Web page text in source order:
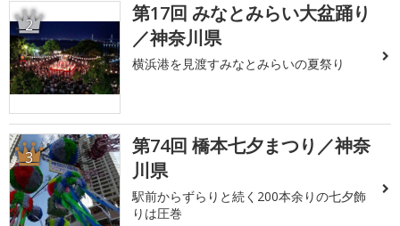
2
第17回 みなとみらい大盆踊り
／神奈川県
横浜港を見渡すみなとみらいの夏祭り
3
第74回 橋本七夕まつり／神奈
川県
駅前からずらりと続く200本余りの七夕飾
りは圧巻